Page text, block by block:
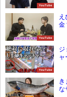
YouTube
YouTube
金
YouTube
ジ
ャ
な